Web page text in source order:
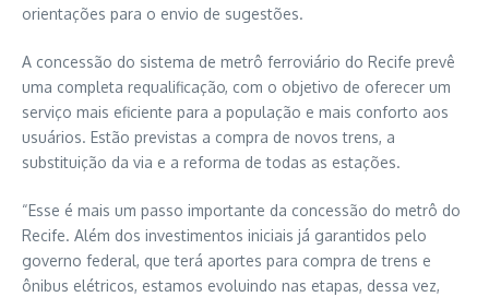
orientações para o envio de sugestões.
A concessão do sistema de metrô ferroviário do Recife prevê
uma completa requalificação, com o objetivo de oferecer um
serviço mais eficiente para a população e mais conforto aos
usuários. Estão previstas a compra de novos trens, a
substituição da via e a reforma de todas as estações.
“Esse é mais um passo importante da concessão do metrô do
Recife. Além dos investimentos iniciais já garantidos pelo
governo federal, que terá aportes para compra de trens e
ônibus elétricos, estamos evoluindo nas etapas, dessa vez,